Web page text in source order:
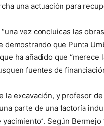
una actuación para
vez concluidas las
demostrando que Punta
ha añadido que
fuentes de
excavación, y profesor
parte de una factoría
Según